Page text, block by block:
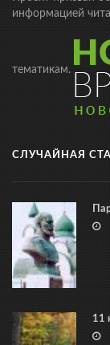
информацией
тематикам.
СЛУЧАЙНАЯ
11